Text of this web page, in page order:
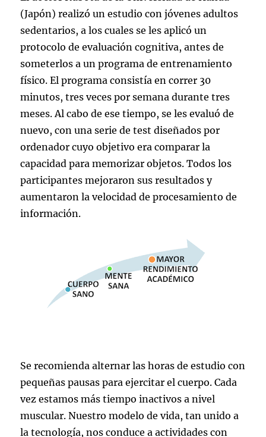
(Japón) realizó un estudio con jóvenes adultos
sedentarios, a los cuales se les aplicó un
protocolo de evaluación cognitiva, antes de
someterlos a un programa de entrenamiento
físico. El programa consistía en correr 30
minutos, tres veces por semana durante tres
meses. Al cabo de ese tiempo, se les evaluó de
nuevo, con una serie de test diseñados por
ordenador cuyo objetivo era comparar la
capacidad para memorizar objetos. Todos los
participantes mejoraron sus resultados y
aumentaron la velocidad de procesamiento de
información.
Se recomienda alternar las horas de estudio con
pequeñas pausas para ejercitar el cuerpo. Cada
vez estamos más tiempo inactivos a nivel
muscular. Nuestro modelo de vida, tan unido a
la tecnología, nos conduce a actividades con